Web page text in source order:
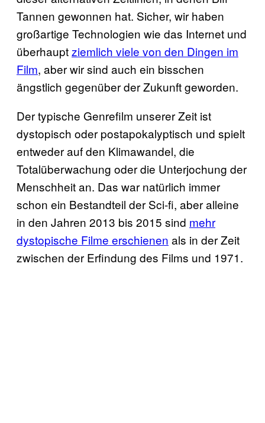
Tannen gewonnen hat. Sicher, wir haben
großartige Technologien wie das Internet und
überhauptziemlich viele von den Dingen im
Film, aber wir sind auch ein bisschen
ängstlich gegenüber der Zukunft geworden.
Der typische Genrefilm unserer Zeit ist
dystopisch oder postapokalyptisch und spielt
entweder auf den Klimawandel, die
Totalüberwachung oder die Unterjochung der
Menschheit an. Das war natürlich immer
schon ein Bestandteil der Sci-fi, aber alleine
in den Jahren 2013 bis 2015 sind mehr
dystopische Filme erschienen als in der Zeit
zwischen der Erfindung des Films und 1971.